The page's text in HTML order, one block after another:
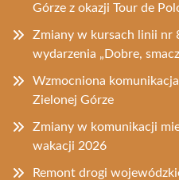
Górze z okazji Tour de
Zmiany w kursach linii nr
wydarzenia „Dobre,
Wzmocniona
Zielonej Górze
Zmiany w komunikacji
wakacji 2026
Remont drogi